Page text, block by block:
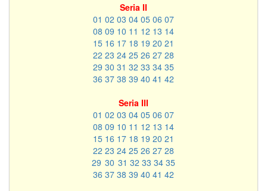
Seria II
01 02 03 04 05 06 07
08 09 10 11 12 13 14
15 16 17 18 19 20 21
22 23 24 25 26 27 28
29 30 31 32 33 34 35
36 37 38 39 40 41 42
Seria III
01 02 03 04 05 06 07
08 09 10 11 12 13 14
15 16 17 18 19 20 21
22 23 24 25 26 27 28
29 30 31 32 33 34 35
36 37 38 39 40 41 42